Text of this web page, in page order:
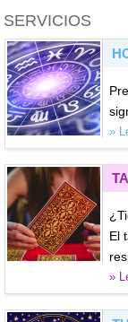
SERVICIOS
»
El
»